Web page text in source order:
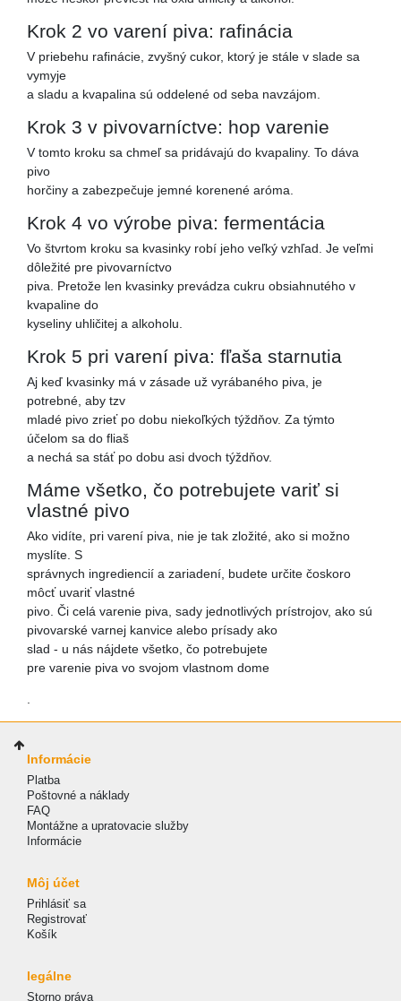
Krok 2 vo varení piva: rafinácia
V priebehu rafinácie, zvyšný cukor, ktorý je stále v slade sa
vymyje
a sladu a kvapalina sú oddelené od seba navzájom.
Krok 3 v pivovarníctve: hop varenie
V tomto kroku sa chmeľ sa pridávajú do kvapaliny. To dáva
pivo
horčiny a zabezpečuje jemné korenené aróma.
Krok 4 vo výrobe piva: fermentácia
Vo štvrtom kroku sa kvasinky robí jeho veľký vzhľad. Je veľmi
dôležité pre pivovarníctvo
piva. Pretože len kvasinky prevádza cukru obsiahnutého v
kvapaline do
kyseliny uhličitej a alkoholu.
Krok 5 pri varení piva: fľaša starnutia
Aj keď kvasinky má v zásade už vyrábaného piva, je
potrebné, aby tzv
mladé pivo zrieť po dobu niekoľkých týždňov. Za týmto
účelom sa do fliaš
a nechá sa stáť po dobu asi dvoch týždňov.
Máme všetko, čo potrebujete variť si
vlastné pivo
Ako vidíte, pri varení piva, nie je tak zložité, ako si možno
myslíte. S
správnych ingrediencií a zariadení, budete určite čoskoro
môcť uvariť vlastné
pivo. Či celá varenie piva, sady jednotlivých prístrojov, ako sú
pivovarské varnej kanvice alebo prísady ako
slad - u nás nájdete všetko, čo potrebujete
pre varenie piva vo svojom vlastnom dome
.
Informácie
Platba
Poštovné a náklady
FAQ
Montážne a upratovacie služby
Informácie
Môj účet
Prihlásiť sa
Registrovať
Košík
legálne
Storno práva